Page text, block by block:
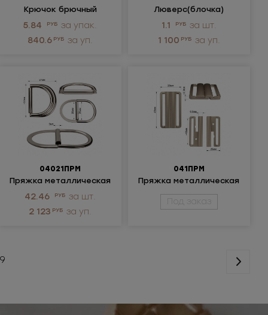
Крючок брючный
"4шипа" металлический
5.84 РУБ за упак.
840.6 РУБ за уп.
Люверс(блочка)
металлический
1.1 РУБ за шт.
1 100 РУБ за уп.
04021ПРМ
Пряжка металлическая
42.46 РУБ за шт.
2 123 РУБ за уп.
041ПРМ
Пряжка металлическая
папа-мама
Под заказ
9